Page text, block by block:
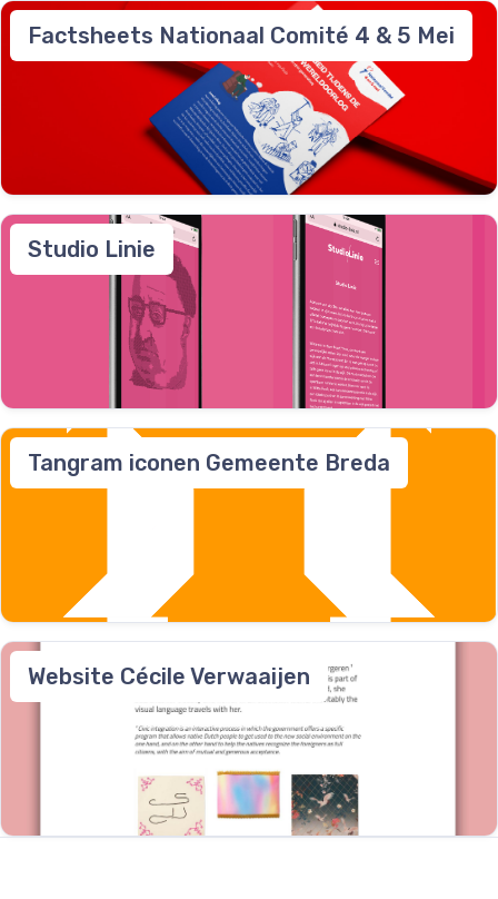
Factsheets Nationaal Comité 4 & 5 Mei
Studio Linie
Tangram iconen Gemeente Breda
Website Cécile Verwaaijen